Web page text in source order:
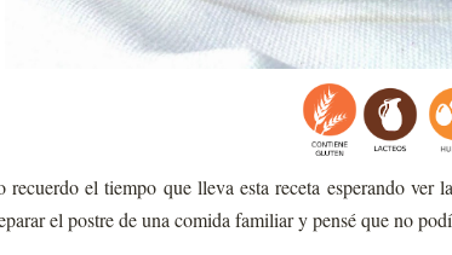
recuerdo el tiempo que lleva esta receta esperando ver
el postre de una comida familiar y pensé que no